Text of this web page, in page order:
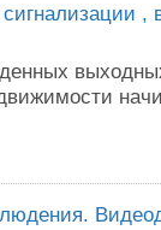
сигнализации